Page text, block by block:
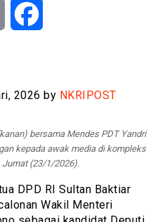
Email
2026 by NKRIPOST
bersama Mendes PDT Yandri
kepada awak media di kompleks
Jumat (23/1/2026).
DPD RI Sultan Baktiar
Wakil Menteri